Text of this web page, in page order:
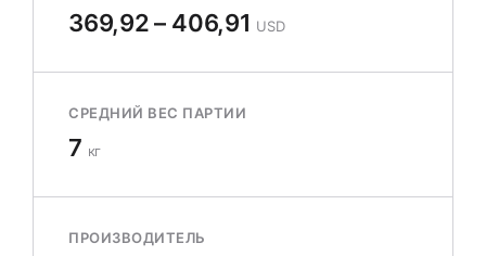
369,92 – 406,91 USD
СРЕДНИЙ ВЕС ПАРТИИ
7 кг
ПРОИЗВОДИТЕЛЬ